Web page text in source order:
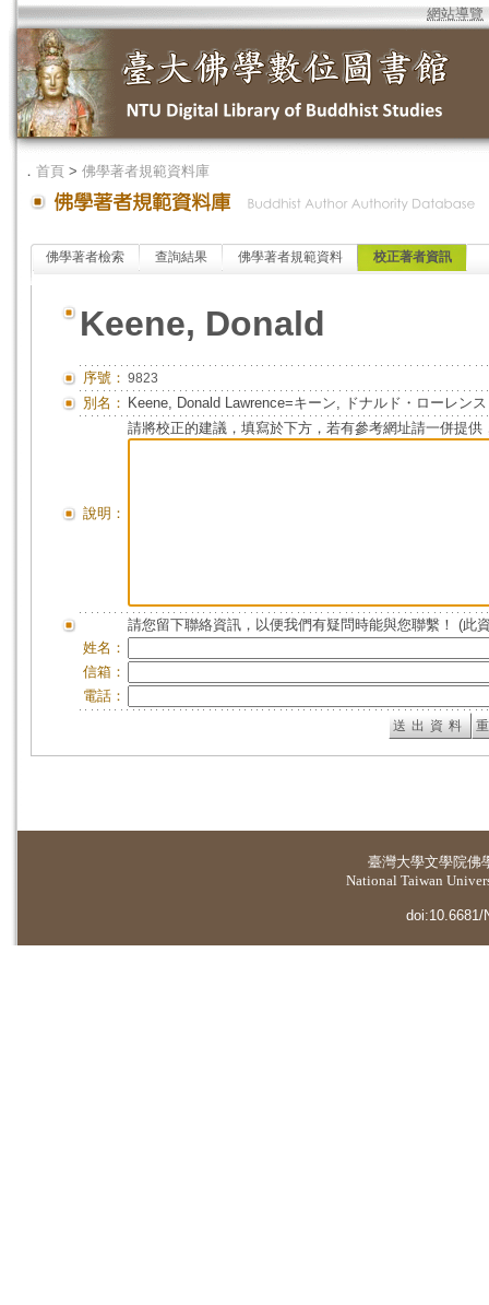
網站導覽
． 首頁 > 佛學著者規範資料庫
佛學著者檢索 查詢結果 佛學著者規範資料 校正著者資訊
Keene, Donald
序號： 9823
別名： Keene, Donald Lawrence=キーン, ドナルド・ローレンス
說明：
請將校正的建議，填寫於下方，若有參考網址請一併提供
請您留下聯絡資訊，以便我們有疑問時能與您聯繫！ (此
姓名：
信箱：
電話：
臺灣大學文學院佛
National Taiwan
doi:10.6681/